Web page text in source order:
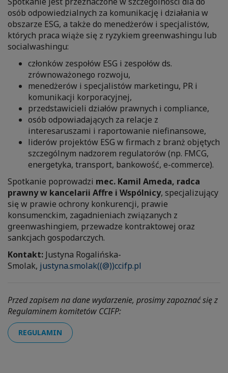
osób odpowiedzialnych za komunikację i działania w
obszarze ESG, a także do menedżerów i specjalistów,
których praca wiąże się z ryzykiem greenwashingu lub
socialwashingu:
członków zespołów ESG i zespołów ds.
zrównoważonego rozwoju,
menedżerów i specjalistów marketingu, PR i
komunikacji korporacyjnej,
przedstawicieli działów prawnych i compliance,
osób odpowiadających za relacje z
interesaruszami i raportowanie niefinansowe,
liderów projektów ESG w firmach z branż objętych
szczególnym nadzorem regulatorów (np. FMCG,
energetyka, transport, bankowość, e-commerce).
Spotkanie poprowadzi mec. Kamil Ameda, radca
prawny w kancelarii Affre i Wspólnicy, specjalizujący
się w prawie ochrony konkurencji, prawie
konsumenckim, zagadnieniach związanych z
greenwashingiem, przewadze kontraktowej oraz
sankcjach gospodarczych.
Kontakt: Justyna Rogalińska-
Smolak, justyna.smolak((@))ccifp.pl
Przed zapisem na dane wydarzenie, prosimy zapoznać się z
Regulaminem komitetów CCIFP:
REGULAMIN